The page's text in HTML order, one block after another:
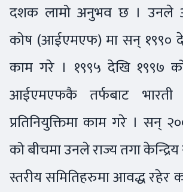
दशक लामो अनुभव छ । उनले
कोष (आईएमएफ) मा सन् १९९०
काम गरे । १९९५ देखि १९९७
आईएमएफकै तर्फबाट भारती
प्रतिनियुक्तिमा काम गरे । सन्
को बीचमा उनले राज्य तगा
स्तरीय समितिहरुमा आवद्ध रहेर